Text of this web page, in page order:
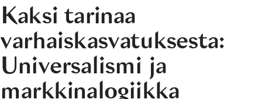
Kaksi tarinaa
varhaiskasvatuksesta:
Universalismi ja
markkinalogiikka